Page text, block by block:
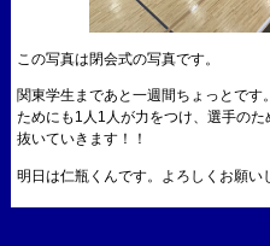
この写真は閉会式の写真です。
関東学生まであと一週間ちょっとです
ためにも1人1人が力をつけ、選手の
抜いていきます！！
明日は仁瓶くんです。よろしくお願い